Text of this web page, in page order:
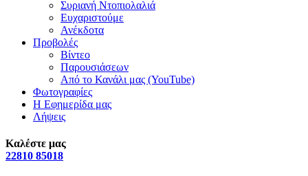
Συριανή Ντοπιολαλιά
Ευχαριστούμε
Ανέκδοτα
Προβολές
Βίντεο
Παρουσιάσεων
Από το Κανάλι μας (YouTube)
Φωτογραφίες
Η Εφημερίδα μας
Λήψεις
Καλέστε μας
22810 85018